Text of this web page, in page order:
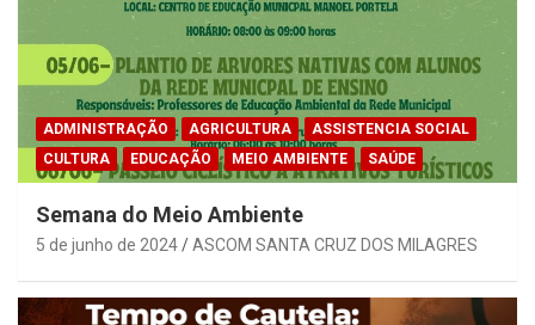
ADMINISTRAÇÃO AGRICULTURA
ASSISTENCIA SOCIAL
CULTURA
EDUCAÇÃO MEIO AMBIENTE SAÚDE
Semana do Meio Ambiente
5 de junho de 2024 ASCOM SANTA CRUZ DOS MILAGRES